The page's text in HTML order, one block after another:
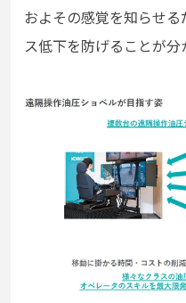
およその感覚を知らせ
ス低下を防げることが分